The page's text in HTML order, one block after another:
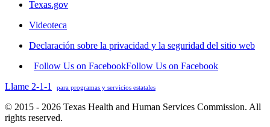
Texas.gov
Videoteca
Declaración sobre la privacidad y la seguridad del sitio web
Follow Us on FacebookFollow Us on Facebook
Llame 2-1-1
para programas y servicios estatales
© 2015 - 2026 Texas Health and Human Services Commission. All
rights reserved.